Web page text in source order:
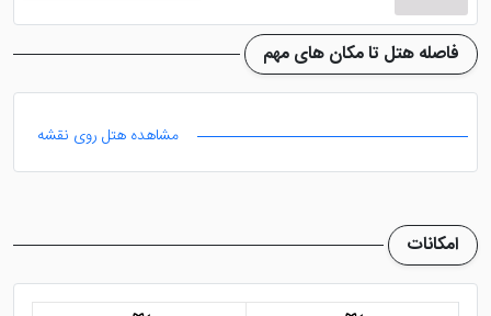
امکانات این هتل را معرفی خواهیم کرد.
رستوران
صورت بوفه بوده در این هتل سرو می شود که شما می
توانید از انواع صبحانه های بین المللی بهره مند شوید.
پرسنل رستوران بسیار مجرب هستند و در اسرع وقت،
فاصله هتل تا مکان های مهم
مشاهده هتل روی نقشه
امکانات